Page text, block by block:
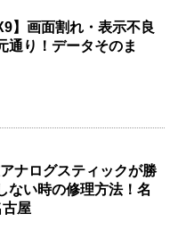
】画面割れ・表示不良
通り！データそのま
ナログスティックが勝
ない時の修理方法！名
屋